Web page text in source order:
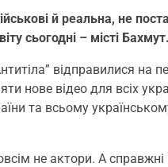
й реальна, не
сьогодні – місті
відправилися на
нове відео для всіх
та всьому
не актори. А